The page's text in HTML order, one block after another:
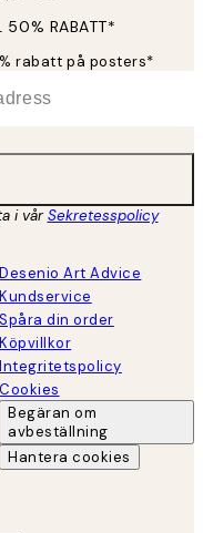
50% RABATT*
rabatt på posters*
i vårSekretesspolicy
Desenio Art Advice
Kundservice
Spåra din order
Köpvillkor
Integritetspolicy
Cookies
Begäran om
avbeställning
Hantera cookies